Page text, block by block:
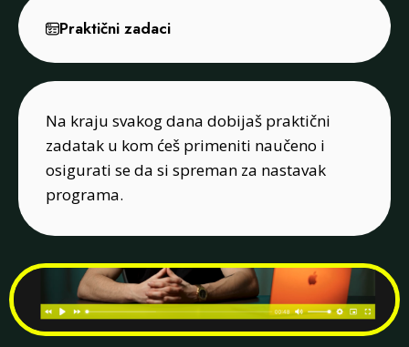
Praktični zadaci
Na kraju svakog dana dobijaš praktični
zadatak u kom ćeš primeniti naučeno i
osigurati se da si spreman za nastavak
programa.